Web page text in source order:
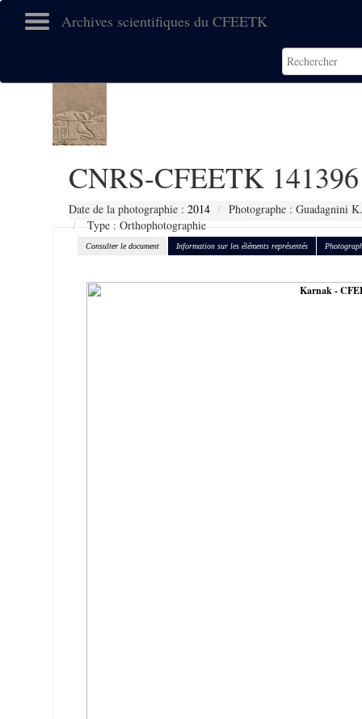
Archives scientifiques du CFEETK
CNRS-CFEETK 141396
Date de la photographie : 2014
Photographe : Guadagnini K.
Type : Orthophotographie
Consulter le document Information sur les éléments représentés